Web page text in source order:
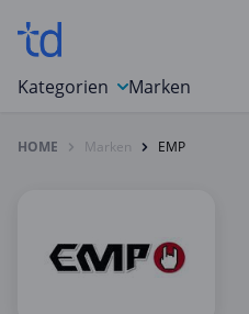
Kategorien
Auto, Motorrad & Werkzeuge
Computer & Elektronik
Marken
HOME Marken EMP